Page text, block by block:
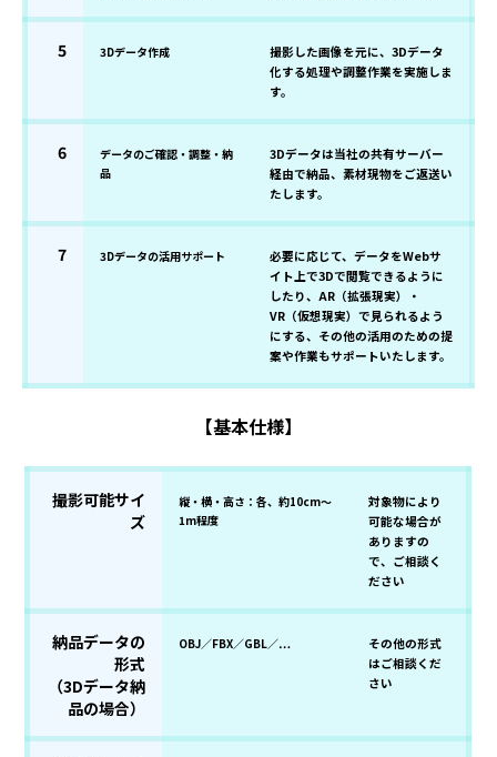
5 3Dデータ作成
撮影した画像を元に、3Dデータ
化する処理や調整作業を実施しま
す。
6
データのご確認・調整・納
品
3Dデータは当社の共有サーバー
経由で納品、素材現物をご返送い
たします。
7 3Dデータの活用サポート
必要に応じて、データをWebサ
イト上で3Dで閲覧できるように
したり、AR（拡張現実）・
VR（仮想現実）で見られるよう
にする、その他の活用のための提
案や作業もサポートいたします。
【基本仕様】
撮影可能サイ
ズ
縦・横・高さ：各、約10cm～
1m程度
対象物により
可能な場合が
ありますの
で、ご相談く
ださい
納品データの
形式
（3Dデータ納
品の場合）
OBJ／FBX／GBL／…
その他の形式
はご相談くだ
さい